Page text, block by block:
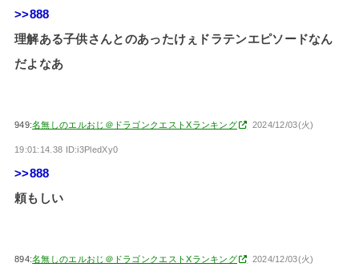
>>888
理解ある子供さんとのあったけぇドラテンエピソードなん
だよなあ
949:名無しのエルおじ＠ドラゴンクエストXランキング 2024/12/03(火)
19:01:14.38 ID:i3PledXy0
>>888
頼もしい
894:名無しのエルおじ＠ドラゴンクエストXランキング 2024/12/03(火)